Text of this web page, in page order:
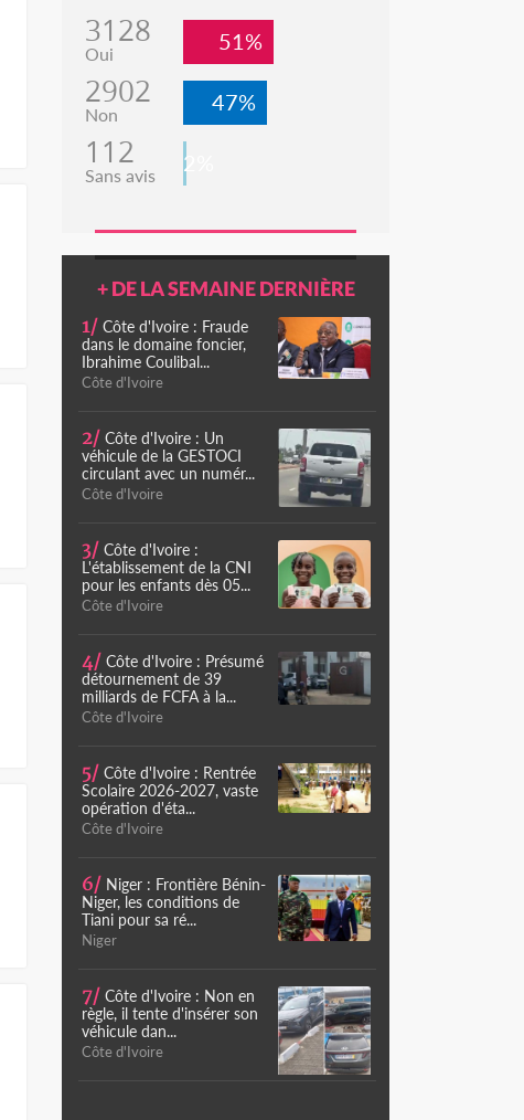
3128
Oui 51%
2902
Non 47%
112
Sans avis 2%
+ DE LA SEMAINE DERNIÈRE
1/ Côte d'Ivoire : Fraude
dans le domaine foncier,
Ibrahime Coulibal...
Côte d'Ivoire
2/ Côte d'Ivoire : Un
véhicule de la GESTOCI
circulant avec un numér...
Côte d'Ivoire
3/ Côte d'Ivoire :
L'établissement de la CNI
pour les enfants dès 05...
Côte d'Ivoire
4/ Côte d'Ivoire : Présumé
détournement de 39
milliards de FCFA à la...
Côte d'Ivoire
5/ Côte d'Ivoire : Rentrée
Scolaire 2026-2027, vaste
opération d'éta...
Côte d'Ivoire
6/ Niger : Frontière Bénin-
Niger, les conditions de
Tiani pour sa ré...
Niger
7/ Côte d'Ivoire : Non en
règle, il tente d'insérer son
véhicule dan...
Côte d'Ivoire